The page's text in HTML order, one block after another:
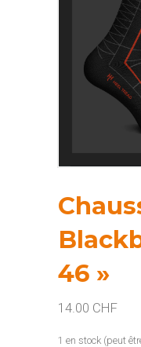
46 »
14.00 CHF
1 en stock (peut